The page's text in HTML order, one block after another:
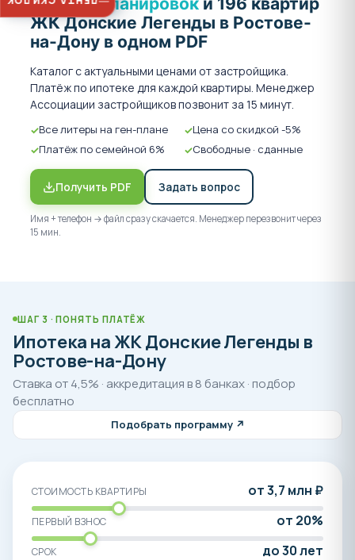
ЖК Донские Легенды в Ростове-
на-Дону в одном PDF
Каталог с актуальными ценами от застройщика.
Платёж по ипотеке для каждой квартиры. Менеджер
Ассоциации застройщиков позвонит за 15 минут.
Все литеры на ген-плане
Цена со скидкой -5%
Платёж по семейной 6%
Свободные · сданные
Получить PDF Задать вопрос
Имя + телефон → файл сразу скачается. Менеджер перезвонит через
15 мин.
ШАГ 3 · ПОНЯТЬ ПЛАТЁЖ
Ипотека на ЖК Донские Легенды в
Ростове-на-Дону
Ставка от 4,5% · аккредитация в 8 банках · подбор
бесплатно
Подобрать программу ↗
СТОИМОСТЬ КВАРТИРЫ от 3,7 млн ₽
ПЕРВЫЙ ВЗНОС от 20%
СРОК до 30 лет